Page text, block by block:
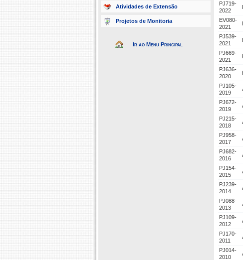
Atividades de Extensão
Projetos de Monitoria
Ir ao Menu Principal
PJ719-
2022
EV080-
2021
PJ539-
2021
PJ669-
2021
PJ636-
2020
PJ105-
2019
PJ672-
2019
PJ215-
2018
PJ958-
2017
PJ682-
2016
PJ154-
2015
PJ239-
2014
PJ088-
2013
PJ109-
2012
PJ170-
2011
PJ014-
2010